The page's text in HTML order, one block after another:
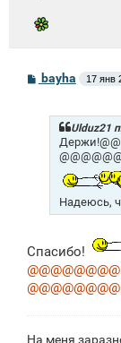
Сbayha 17 янв
Ulduz21
Надеюсь,
Спасибо!
На меня